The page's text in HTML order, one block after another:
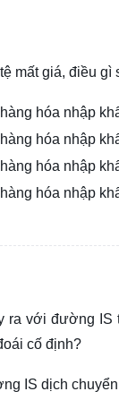
mất giá, điều
hóa nhập
hóa nhập
hóa nhập
hóa nhập
ra với đường IS
cố định?
IS dịch chuyển